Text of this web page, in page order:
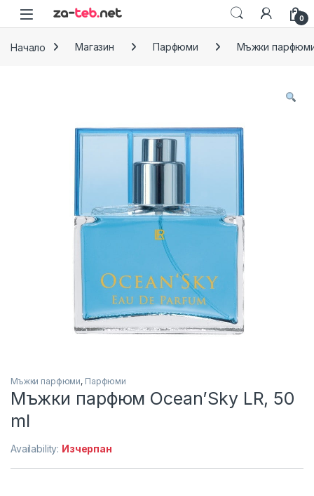
Skip to navigation
Skip to content
0
Начало Магазин Парфюми Мъжки
Мъжки парфюми, Парфюми
Мъжки парфюм Ocean’Sky LR, 50
ml
Availability: Изчерпан